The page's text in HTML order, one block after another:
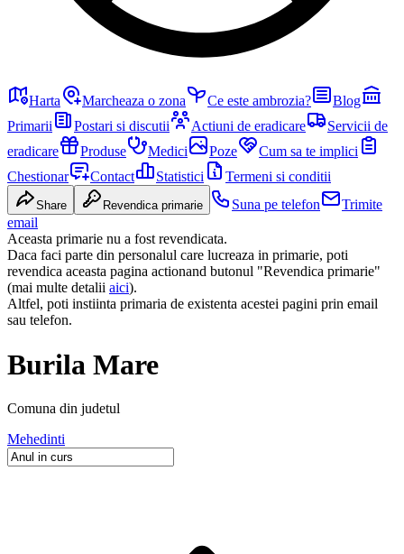
Harta Marcheaza o zona Ce este ambrozia?
Blog
Primarii
Postari si discutii Actiuni de eradicare
Servicii de
eradicare
Produse Medici Poze
Cum sa te implici
Chestionar
Contact Statistici Termeni si conditii
Share Revendica primarie Suna pe telefon
Trimite
email
Aceasta primarie nu a fost revendicata.
Daca faci parte din personalul care lucreaza in primarie, poti
revendica aceasta pagina actionand butonul "Revendica primarie"
(mai multe detalii aici).
Altfel, poti instiinta primaria de existenta acestei pagini prin email
sau telefon.
Burila Mare
Comuna din judetul
Mehedinti